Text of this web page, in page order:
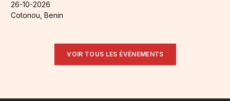
26-10-2026
Cotonou, Benin
VOIR TOUS LES ÉVÉNEMENTS